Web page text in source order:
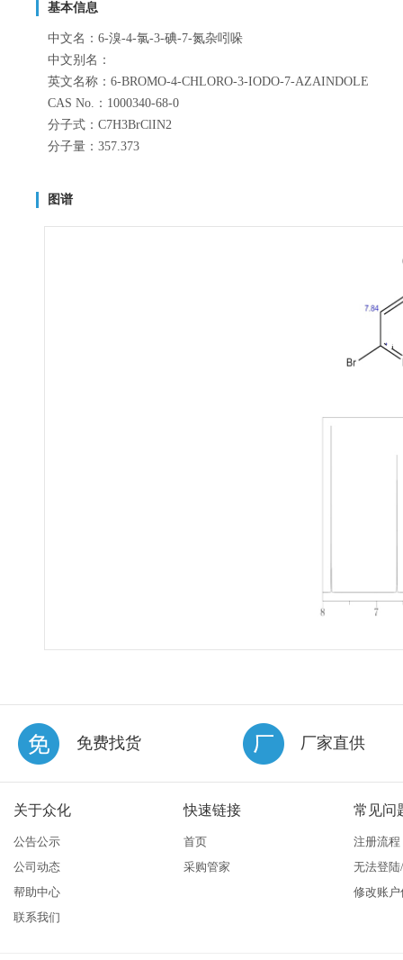
基本信息
中文名：6-溴-4-氯-3-碘-7-氮杂吲哚
中文别名：
英文名称：6-BROMO-4-CHLORO-3-IODO-7-AZAINDOLE
CAS No.：1000340-68-0
分子式：C7H3BrClIN2
分子量：357.373
图谱
免费找货 厂家直供
关于众化
公告公示
公司动态
帮助中心
联系我们
快速链接
首页
采购管家
常见问
注册流程
无法登
修改账户